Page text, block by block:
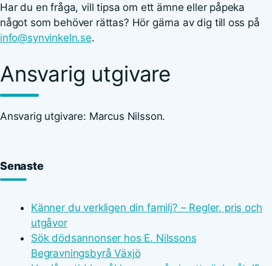
Har du en fråga, vill tipsa om ett ämne eller påpeka
något som behöver rättas? Hör gärna av dig till oss på
info@synvinkeln.se.
Ansvarig utgivare
Ansvarig utgivare: Marcus Nilsson.
Senaste
Känner du verkligen din familj? – Regler, pris och
utgåvor
Sök dödsannonser hos E. Nilssons
Begravningsbyrå Växjö